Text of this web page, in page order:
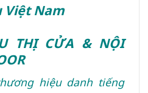
Việt Nam
THỊ CỬA & NỘI
hiệu danh tiếng